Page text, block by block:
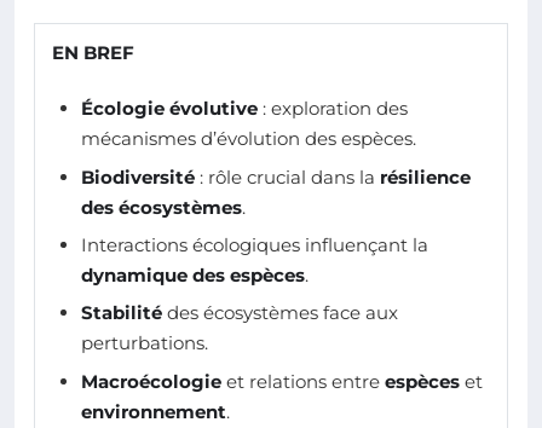
EN BREF
Écologie évolutive : exploration des
mécanismes d’évolution des espèces.
Biodiversité : rôle crucial dans la résilience
des écosystèmes.
Interactions écologiques influençant la
dynamique des espèces.
Stabilité des écosystèmes face aux
perturbations.
Macroécologie et relations entre espèces et
environnement.